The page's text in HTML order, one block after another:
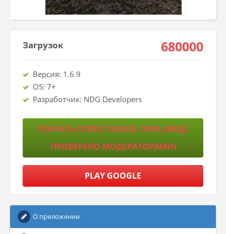
Загрузок 680000
Версия: 1.6.9
OS: 7+
Разработчик: NDG Developers
СКАЧАТЬ FOREST ROADS. NIVA (МОД:
ПРОВЕРЕНО МОДЕРАТОРАМИ)
PLAY GOOGLE
О приложении